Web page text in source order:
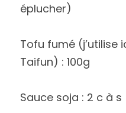
éplucher)
Tofu fumé (j’utilise
Taifun) : 100g
Sauce soja : 2 c à s